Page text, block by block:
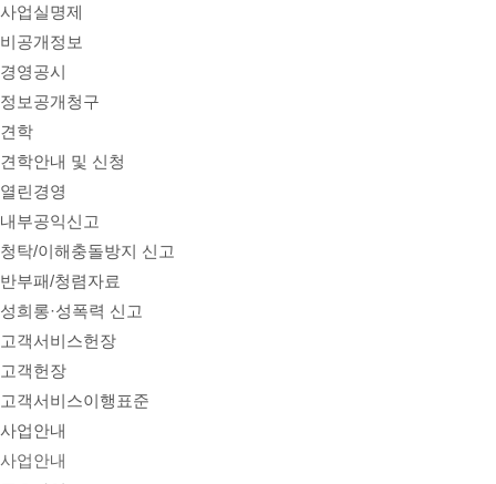
사업실명제
비공개정보
경영공시
정보공개청구
견학
견학안내 및 신청
열린경영
내부공익신고
청탁/이해충돌방지 신고
반부패/청렴자료
성희롱·성폭력 신고
고객서비스헌장
고객헌장
고객서비스이행표준
사업안내
사업안내